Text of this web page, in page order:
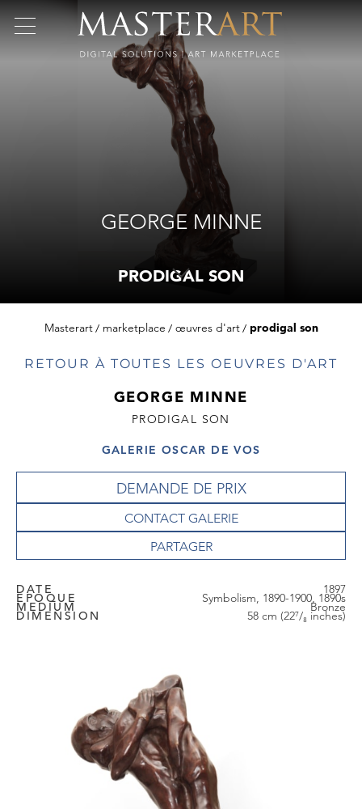
GEORGE MINNE
PRODIGAL SON
Masterart marketplace œuvres d'art prodigal son
RETOUR À TOUTES LES OEUVRES D'ART
GEORGE MINNE
PRODIGAL SON
GALERIE OSCAR DE VOS
DEMANDE DE PRIX
CONTACT GALERIE
DATE 1897
EPOQUE Symbolism, 1890-1900, 1890s
MEDIUM Bronze
DIMENSION 58 cm (22⁷/₈ inches)